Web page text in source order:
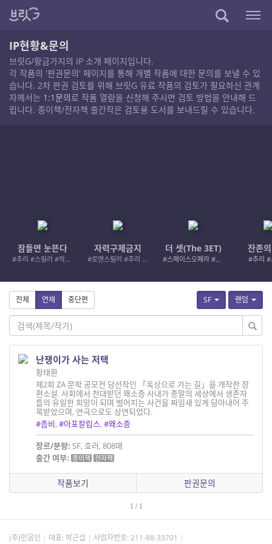
IP현황&문의
브릿G/황금가지의 IP 소개 페이지입니다.
각 작품의 '판권문의' 페이지를 통해 개별 작품에 대한 문의를 보낼 수 있
습니다. 2차 판권 검토를 위해 브릿G 유료 작품의 검토가 필요하신 관계
자께서는 1:1문의로 작품 열람을 신청해 주시면 검토 방법을 안내해 드
립니다. 종이책/전자책 출간작은 검토용 도서를 보내드릴 수 있습니다.
잠들면 눈뜬다
#추리 #스릴러 #악인 #로드레이지
자력구제금지
#로맨스릴러 #추리 #여성서사 #사적제재
더 셋(The 3ET)
#스페이스오페라 #우주활극
잔존
#추리 #
SF 랜덤
전체 연재 중단편
난쟁이가 사는 저택
황태환
제2회 ZA 문학 공모전 당선작인 「옥상으로 가는 길」을 개작한 장
편소설. 사회에서 천대받던 왜소증 사내가 종말의 세상에서 생존자
들의 유일한 희망이 되며 벌어지는 사건을 짜임새 있게 담아내어 주
목받았으며, 연극으로도 상연되었다.
#좀비,#아포칼립스,#왜소증
장르/분량: SF, 호러, 808매
출간 여부: 종이책 전자책
작품보기 판권문의
1 / 1
(주)민음인 대표: 박근섭 사업자번호: 211-88-33701